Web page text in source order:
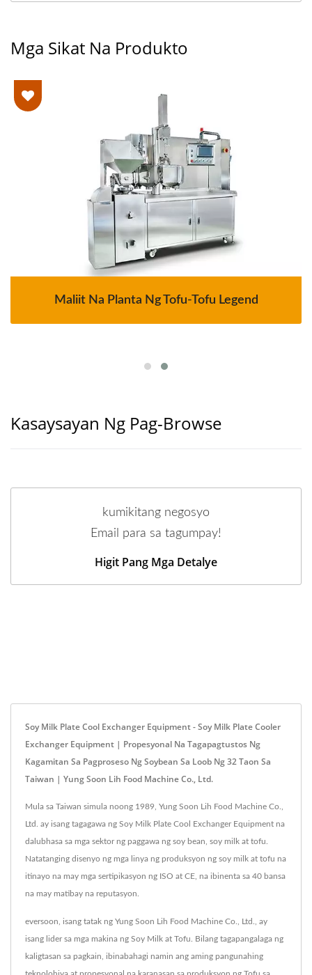
Mga Sikat Na Produkto
Maliit Na Planta Ng Tofu-Tofu Legend
Kasaysayan Ng Pag-Browse
kumikitang negosyo
Email para sa tagumpay!
Higit Pang Mga Detalye
Soy Milk Plate Cool Exchanger Equipment - Soy Milk Plate Cooler
Exchanger Equipment | Propesyonal Na Tagapagtustos Ng
Kagamitan Sa Pagproseso Ng Soybean Sa Loob Ng 32 Taon Sa
Taiwan | Yung Soon Lih Food Machine Co., Ltd.
Mula sa Taiwan simula noong 1989, Yung Soon Lih Food Machine Co.,
Ltd. ay isang tagagawa ng Soy Milk Plate Cool Exchanger Equipment na
dalubhasa sa mga sektor ng paggawa ng soy bean, soy milk at tofu.
Natatanging disenyo ng mga linya ng produksyon ng soy milk at tofu na
itinayo na may mga sertipikasyon ng ISO at CE, na ibinenta sa 40 bansa
na may matibay na reputasyon.
eversoon, isang tatak ng Yung Soon Lih Food Machine Co., Ltd., ay
isang lider sa mga makina ng Soy Milk at Tofu. Bilang tagapangalaga ng
kaligtasan sa pagkain, ibinabahagi namin ang aming pangunahing